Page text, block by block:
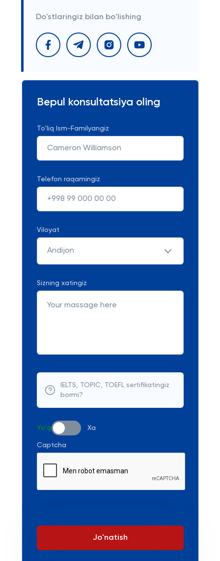
Do'stlaringiz bilan bo'lishing
Bepul konsultatsiya oling
To'liq Ism-Familyangiz
Telefon raqamingiz
Viloyat
Andijon
Sizning xatingiz
IELTS, TOPIC, TOEFL sertifikatingiz
bormi?
Yo'q Xa
Captcha
Jo'natish